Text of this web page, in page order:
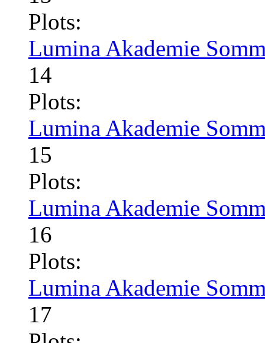
Plots:
Lumina Akademie
14
Plots:
Lumina Akademie
15
Plots:
Lumina Akademie
16
Plots:
Lumina Akademie
17